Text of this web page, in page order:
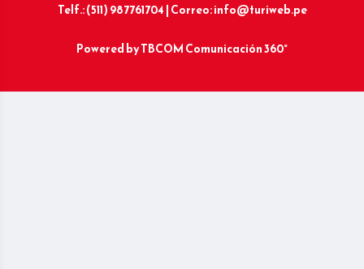
Telf.: (511) 987761704 | Correo: info@turiweb.pe
Powered byTBCOM Comunicación 360°